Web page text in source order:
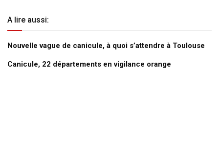
A lire aussi:
Nouvelle vague de canicule, à quoi s’attendre à Toulouse
Canicule, 22 départements en vigilance orange